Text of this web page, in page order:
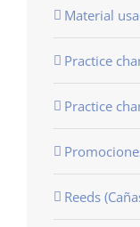
Material
Practice
Practice
Reeds